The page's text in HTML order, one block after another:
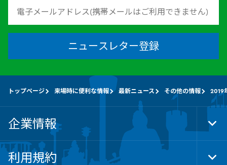
ニュースレター登録
トップページ 来場時に便利な情報 最新ニュース その他の情報 2019
企業情報
利用規約